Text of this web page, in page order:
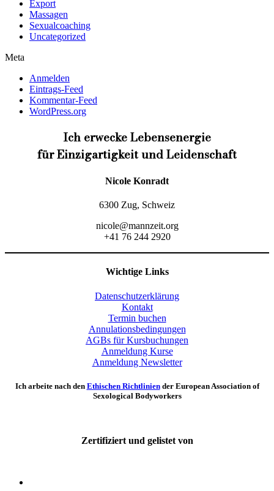
Export
Massagen
Sexualcoaching
Uncategorized
Meta
Anmelden
Eintrags-Feed
Kommentar-Feed
WordPress.org
Ich erwecke Lebensenergie
für Einzigartigkeit und Leidenschaft
Nicole Konradt
6300 Zug, Schweiz
nicole@mannzeit.org
+41 76 244 2920
Wichtige Links
Datenschutzerklärung
Kontakt
Termin buchen
Annulationsbedingungen
AGBs für Kursbuchungen
Anmeldung Kurse
Anmeldung Newsletter
Ich arbeite nach den Ethischen Richtliniender European Association of
Sexological Bodyworkers
Zertifiziert und gelistet von